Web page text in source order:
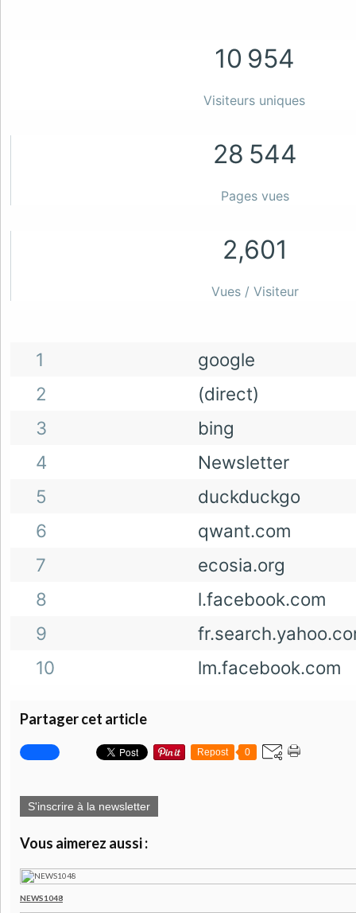
10 954
Visiteurs uniques
28 544
Pages vues
2,601
Vues / Visiteur
1
google
2
(direct)
3
bing
4
Newsletter
5
duckduckgo
6
qwant.com
7
ecosia.org
8
l.facebook.com
9
10
lm.facebook.com
Partager cet article
Repost 0
S'inscrire à la newsletter
Vous aimerez aussi :
NEWS1048